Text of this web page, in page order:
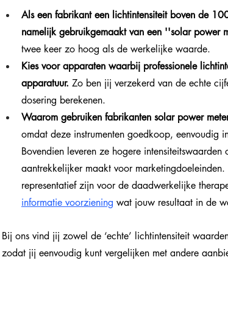
Als een fabrikant een lichtintensiteit boven de
namelijk gebruikgemaakt van een ''solar power
twee keer zo hoog als de werkelijke waarde.
Kies voor apparaten waarbij professionele
apparatuur. Zo ben jij verzekerd van de echte
dosering berekenen.
Waarom gebruiken fabrikanten solar power
omdat deze instrumenten goedkoop, eenvoudig
Bovendien leveren ze hogere
aantrekkelijker maakt voor
representatief zijn voor de daadwerkelijke
informatie voorziening wat jouw resultaat in de
Bij ons vind jij zowel de ‘echte’ lichtintensiteit
zodat jij eenvoudig kunt vergelijken met andere